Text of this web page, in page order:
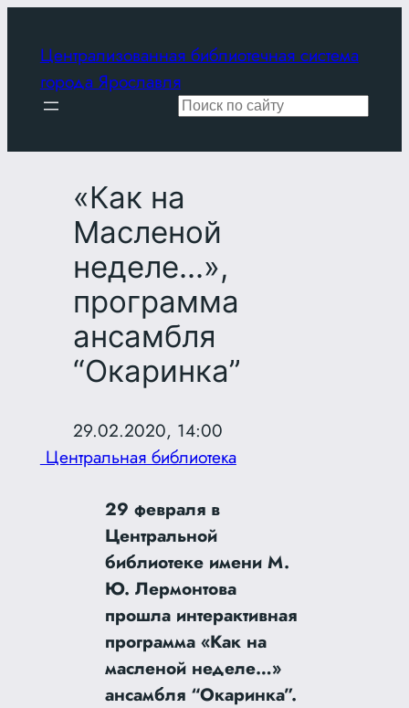
содержимому
Централизованная библиотечная система
города Ярославля
Поиск
«Как на
Масленой
неделе…»,
программа
ансамбля
“Окаринка”
29.02.2020, 14:00
Центральная библиотека
29 февраля в
Центральной
библиотеке имени М.
Ю. Лермонтова
прошла интерактивная
программа «Как на
масленой неделе…»
ансамбля “Окаринка”.